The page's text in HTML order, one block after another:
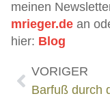
meinen
mrieger.de an
hier: Blog
VORIGER